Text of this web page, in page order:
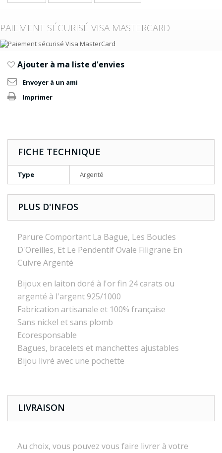
PAIEMENT SÉCURISÉ VISA MASTERCARD
Ajouter à ma liste d'envies
Envoyer à un ami
Imprimer
FICHE TECHNIQUE
Type Argenté
PLUS D'INFOS
Parure Comportant La Bague, Les Boucles
D'Oreilles, Et Le Pendentif Ovale Filigrane En
Cuivre Argenté
Bijoux en laiton doré à l'or fin 24 carats ou
argenté à l'argent 925/1000
Fabrication artisanale et 100% française
Sans nickel et sans plomb
Ecoresponsable
Bagues, bracelets et manchettes ajustables
Bijou livré avec une pochette
LIVRAISON
Au choix, vous pouvez vous faire livrer à votre